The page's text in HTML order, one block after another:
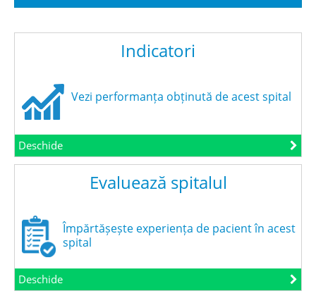
Indicatori
Vezi performanța obținută de acest spital
Deschide
Evaluează spitalul
Împărtășește experiența de pacient în acest
spital
Deschide